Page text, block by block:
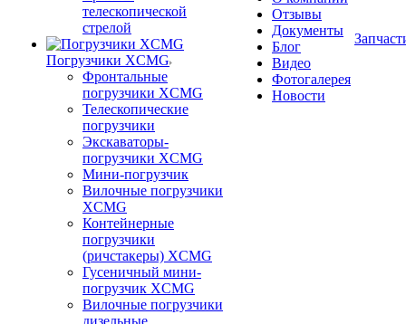
телескопической
стрелой
Погрузчики XCMG
Фронтальные
погрузчики XCMG
Телескопические
погрузчики
Экскаваторы-
погрузчики XCMG
Мини-погрузчик
Вилочные погрузчики
XCMG
Контейнерные
погрузчики
(ричстакеры) XCMG
Гусеничный мини-
погрузчик XCMG
Вилочные погрузчики
дизельные
Отзывы
Документы
Блог
Видео
Фотогалерея
Новости